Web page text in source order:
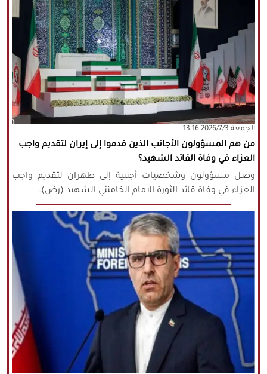
‫‫الجمعة‬‬ 2026/7/3 13:16
من هم المسؤولون الأجانب الذين قدموا إلى إيران لتقديم واجب
العزاء في وفاة القائد الشهيد؟
وصل مسؤولون وشخصيات أجنبية إلى طهران لتقديم واجب
العزاء في وفاة قائد الثورة الامام الخامنئي الشهيد (رض).